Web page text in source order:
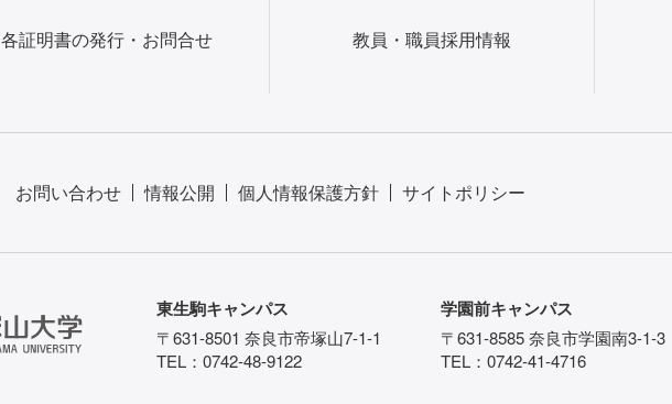
各証明書の発行・お問合せ 教員・職員採用情報
お問い合わせ 情報公開 個人情報保護方針 サイトポリシー
東生駒キャンパス
〒631-8501 奈良市帝塚山7-1-1
TEL：0742-48-9122
学園前キャンパス
〒631-8585 奈良市学園南3-1-3
TEL：0742-41-4716